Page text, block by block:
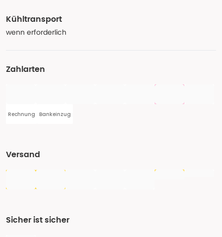
Kühltransport
wenn erforderlich
Zahlarten
Rechnung Bankeinzug
Versand
Sicher ist sicher